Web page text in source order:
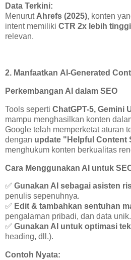
Data Terkini:
MenurutAhrefs (2025), konten
intent memiliki CTR 2x lebih tinggi
relevan.
2. Manfaatkan AI-Generated
Perkembangan AI dalam SEO
Tools seperti ChatGPT-5, Gemini
mampu menghasilkan konten
Google telah memperketat aturan
dengan update "Helpful Content
menghukum konten berkualitas
Cara Menggunakan AI untuk
✅ Gunakan AI sebagai asisten
penulis sepenuhnya.
✅ Edit & tambahkan sentuhan
pengalaman pribadi, dan data unik.
✅ Gunakan AI untuk optimasi
heading, dll.).
Contoh Nyata: